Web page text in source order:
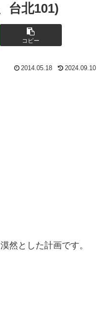
台北101)
コピー
2014.05.18 2024.09.10
然とした計画です。